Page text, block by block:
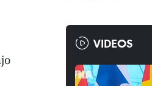
VIDEOS